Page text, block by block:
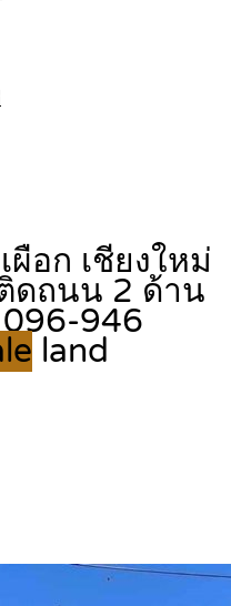
อก เชียงใหม่
ดถนน 2 ด้าน
946
land